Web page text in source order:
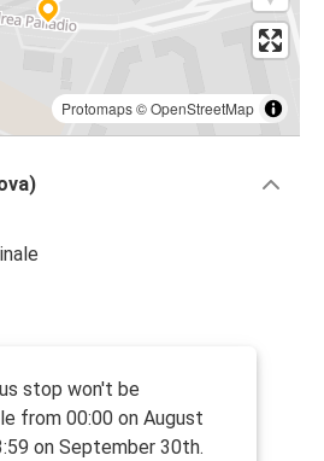
Protomaps©OpenStreetMap
stop won't be
from 00:00 on August
on September 30th.